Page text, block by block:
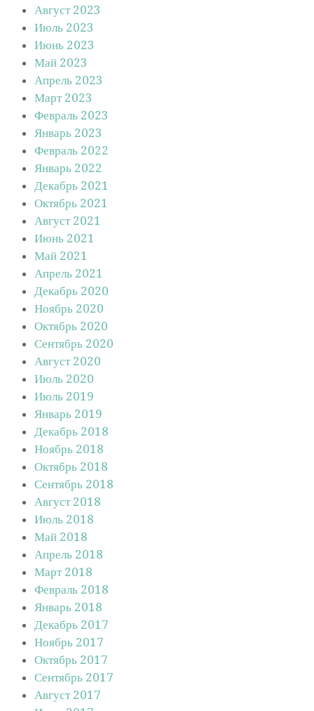
Август 2023
Июль 2023
Июнь 2023
Май 2023
Апрель 2023
Март 2023
Февраль 2023
Январь 2023
Февраль 2022
Январь 2022
Декабрь 2021
Октябрь 2021
Август 2021
Июнь 2021
Май 2021
Апрель 2021
Декабрь 2020
Ноябрь 2020
Октябрь 2020
Сентябрь 2020
Август 2020
Июль 2020
Июль 2019
Январь 2019
Декабрь 2018
Ноябрь 2018
Октябрь 2018
Сентябрь 2018
Август 2018
Июль 2018
Май 2018
Апрель 2018
Март 2018
Февраль 2018
Январь 2018
Декабрь 2017
Ноябрь 2017
Октябрь 2017
Сентябрь 2017
Август 2017